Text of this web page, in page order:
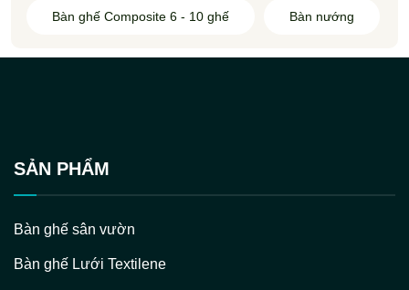
Bàn ghế Composite 6 - 10 ghế Bàn nướng
SẢN PHẨM
Bàn ghế sân vườn
Bàn ghế Lưới Textilene